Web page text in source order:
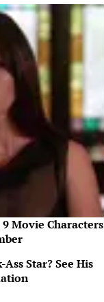
Movie Characters
Star? See His